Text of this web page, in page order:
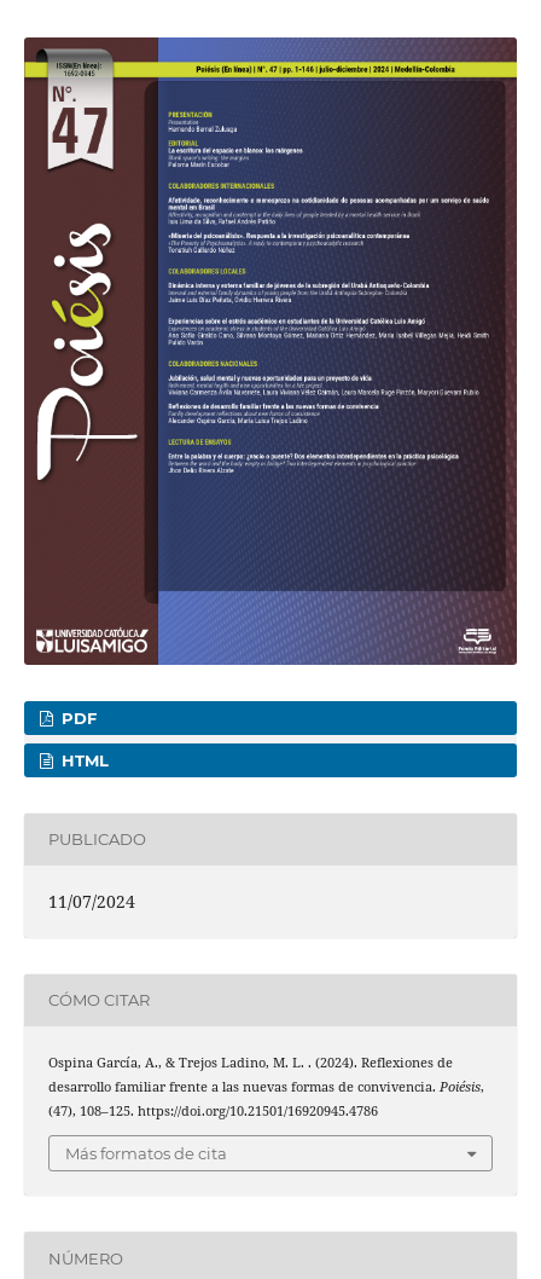
PDF
HTML
PUBLICADO
11/07/2024
CÓMO CITAR
Ospina García, A., & Trejos Ladino, M. L. . (2024). Reflexiones de
desarrollo familiar frente a las nuevas formas de convivencia. Poiésis,
(47), 108–125. https://doi.org/10.21501/16920945.4786
Más formatos de cita
NÚMERO